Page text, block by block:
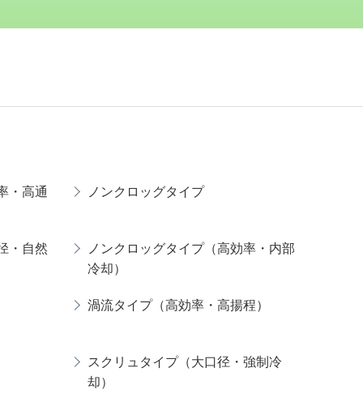
・高通 ノンクロッグタイプ
・自然
ノンクロッグタイプ（高効率・内部
冷却）
渦流タイプ（高効率・高揚程）
スクリュタイプ（大口径・強制冷
却）